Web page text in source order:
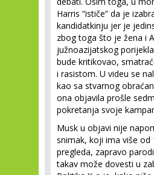
Harris “ističe” da je
kandidatkinju jer je
zbog toga što je žena i
južnoazijatskog
bude kritikovao,
i rasistom. U videu se
kao sa stvarnog
ona objavila prošle
pokretanja svoje
Musk u objavi nije
snimak, koji ima više od
pregleda, zapravo
takav može dovesti u